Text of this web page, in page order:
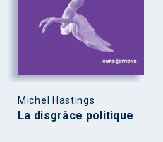
Michel Hastings
La disgrâce politique